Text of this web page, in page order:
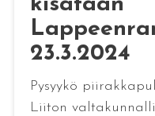
23.3.2024
Pysyykö
Liiton